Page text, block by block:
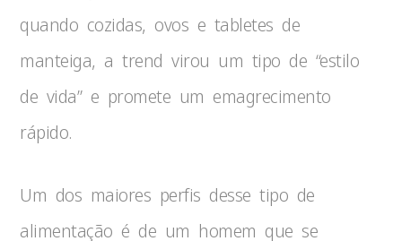
quando cozidas, ovos e tabletes de
manteiga, a trend virou um tipo de “estilo
de vida” e promete um emagrecimento
rápido.
Um dos maiores perfis desse tipo de
alimentação é de um homem que se